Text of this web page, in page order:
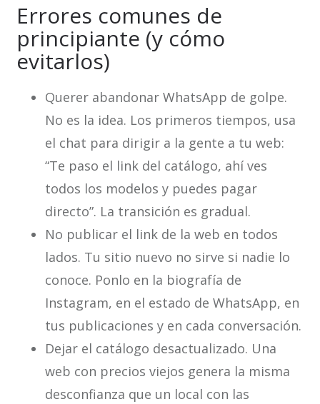
Errores comunes de
principiante (y cómo
evitarlos)
Querer abandonar WhatsApp de golpe.
No es la idea. Los primeros tiempos, usa
el chat para dirigir a la gente a tu web:
“Te paso el link del catálogo, ahí ves
todos los modelos y puedes pagar
directo”. La transición es gradual.
No publicar el link de la web en todos
lados. Tu sitio nuevo no sirve si nadie lo
conoce. Ponlo en la biografía de
Instagram, en el estado de WhatsApp, en
tus publicaciones y en cada conversación.
Dejar el catálogo desactualizado. Una
web con precios viejos genera la misma
desconfianza que un local con las